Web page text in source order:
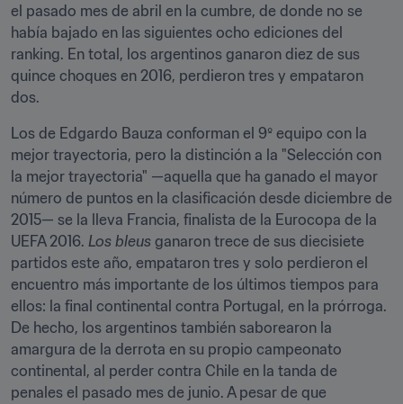
el pasado mes de abril en la cumbre, de donde no se
había bajado en las siguientes ocho ediciones del
ranking. En total, los argentinos ganaron diez de sus
quince choques en 2016, perdieron tres y empataron
dos.
Los de Edgardo Bauza conforman el 9º equipo con la
mejor trayectoria, pero la distinción a la "Selección con
la mejor trayectoria" —aquella que ha ganado el mayor
número de puntos en la clasificación desde diciembre de
2015— se la lleva Francia, finalista de la Eurocopa de la
UEFA 2016. Los bleus ganaron trece de sus diecisiete
partidos este año, empataron tres y solo perdieron el
encuentro más importante de los últimos tiempos para
ellos: la final continental contra Portugal, en la prórroga.
De hecho, los argentinos también saborearon la
amargura de la derrota en su propio campeonato
continental, al perder contra Chile en la tanda de
penales el pasado mes de junio. A pesar de que